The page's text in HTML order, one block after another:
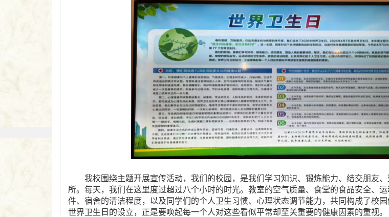
我校围绕主题开展宣传活动，我们的校园，是我们学习知识、锻炼能力、结交朋友
所。每天，我们在这里度过超过八个小时的时光。教室的空气质量、食堂的食品安全、
件、宿舍的清洁程度，以及同学们的个人卫生习惯、心理状态调节能力，共同构成了校园
世界卫生日的设立，正是要唤起每一个人对这些看似平常却至关重要的健康因素的重视。